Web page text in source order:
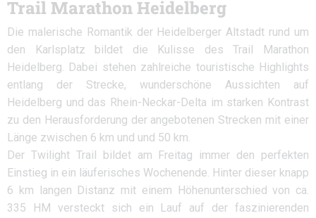
Trail Marathon Heidelberg
Die malerische Romantik der Heidelberger Altstadt rund um
den Karlsplatz bildet die Kulisse des Trail Marathon
Heidelberg. Dabei stehen zahlreiche touristische Highlights
entlang der Strecke, wunderschöne Aussichten auf
Heidelberg und das Rhein-Neckar-Delta im starken Kontrast
zu den Herausforderung der angebotenen Strecken mit einer
Länge zwischen 6 km und und 50 km.
Der Twilight Trail bildet am Freitag immer den perfekten
Einstieg in ein läuferisches Wochenende. Hinter dieser knapp
6 km langen Distanz mit einem Höhenunterschied von ca.
335 HM versteckt sich ein Lauf auf der faszinierenden